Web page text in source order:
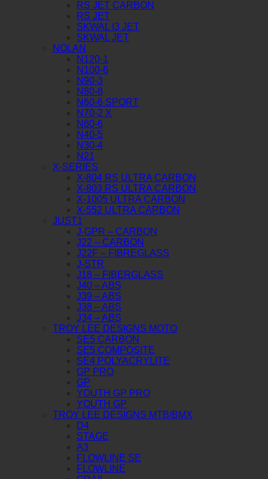
RS JET CARBON
RS JET
SKWAL I3 JET
SKWAL JET
NOLAN
N120-1
N100-6
N90-3
N80-8
N60-6 SPORT
N70-2 X
N60-6
N40-5
N30-4
N21
X-SERIES
X-804 RS ULTRA CARBON
X-803 RS ULTRA CARBON
X-1005 ULTRA CARBON
X-552 ULTRA CARBON
JUST1
J-GPR – CARBON
J22 – CARBON
J22F – FIBREGLASS
J-STR
J18 – FIBERGLASS
J40 – ABS
J39 – ABS
J38 – ABS
J34 – ABS
TROY LEE DESIGNS MOTO
SE5 CARBON
SE5 COMPOSITE
SE4 POLYACRYLITE
GP PRO
GP
YOUTH GP PRO
YOUTH GP
TROY LEE DESIGNS MTB/BMX
D4
STAGE
A3
FLOWLINE SE
FLOWLINE